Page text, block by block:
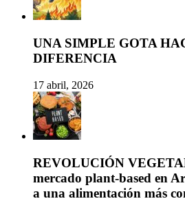
UNA SIMPLE GOTA
DIFERENCIA
17 abril, 2026
REVOLUCIÓN
mercado plant-based en
a una alimentación más